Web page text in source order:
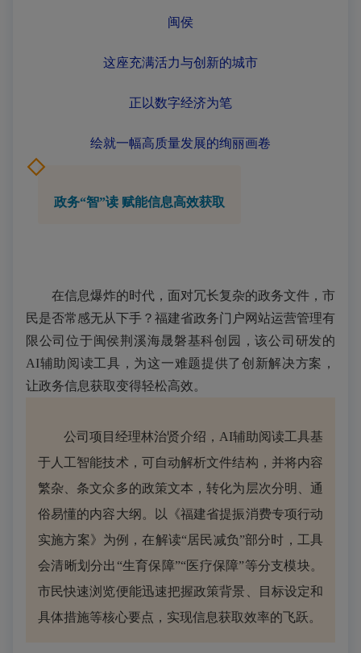
闽侯
这座充满活力与创新的城市
正以数字经济为笔
绘就一幅高质量发展的绚丽画卷
政务“智”读 赋能信息高效获取
在信息爆炸的时代，面对冗长复杂的政务文件，市
民是否常感无从下手？福建省政务门户网站运营管理有
限公司位于闽侯荆溪海晟磐基科创园，该公司研发的
AI辅助阅读工具，为这一难题提供了创新解决方案，
让政务信息获取变得轻松高效。
公司项目经理林治贤介绍，AI辅助阅读工具基
于人工智能技术，可自动解析文件结构，并将内容
繁杂、条文众多的政策文本，转化为层次分明、通
俗易懂的内容大纲。以《福建省提振消费专项行动
实施方案》为例，在解读“居民减负”部分时，工具
会清晰划分出“生育保障”“医疗保障”等分支模块。
市民快速浏览便能迅速把握政策背景、目标设定和
具体措施等核心要点，实现信息获取效率的飞跃。